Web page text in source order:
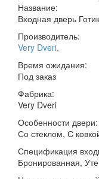
Название:
Входная дверь
Производитель:
Very Dveri,
Время ожидания:
Под заказ
Фабрика:
Very Dveri
Особенности двери:
Со стеклом, С
Спецификация
Бронированная,